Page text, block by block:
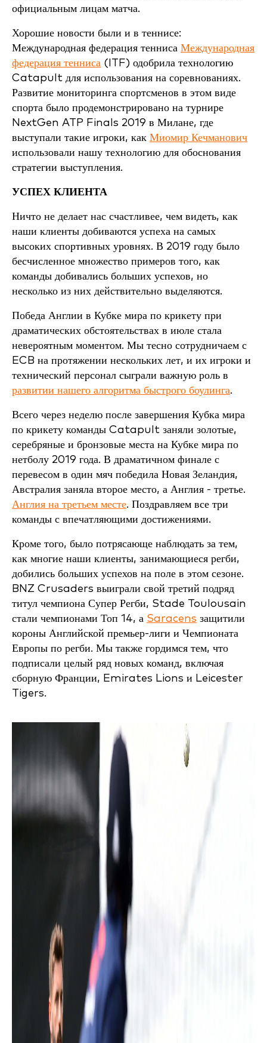
официальным лицам матча.
Хорошие новости были и в теннисе:
Международная федерация тенниса Международная
федерация тенниса (ITF) одобрила технологию
Catapult для использования на соревнованиях.
Развитие мониторинга спортсменов в этом виде
спорта было продемонстрировано на турнире
NextGen ATP Finals 2019 в Милане, где
выступали такие игроки, как Миомир Кечманович
использовали нашу технологию для обоснования
стратегии выступления.
УСПЕХ КЛИЕНТА
Ничто не делает нас счастливее, чем видеть, как
наши клиенты добиваются успеха на самых
высоких спортивных уровнях. В 2019 году было
бесчисленное множество примеров того, как
команды добивались больших успехов, но
несколько из них действительно выделяются.
Победа Англии в Кубке мира по крикету при
драматических обстоятельствах в июле стала
невероятным моментом. Мы тесно сотрудничаем с
ECB на протяжении нескольких лет, и их игроки и
технический персонал сыграли важную роль в
развитии нашего алгоритма быстрого боулинга.
Всего через неделю после завершения Кубка мира
по крикету команды Catapult заняли золотые,
серебряные и бронзовые места на Кубке мира по
нетболу 2019 года. В драматичном финале с
перевесом в один мяч победила Новая Зеландия,
Австралия заняла второе место, а Англия - третье.
Англия на третьем месте. Поздравляем все три
команды с впечатляющими достижениями.
Кроме того, было потрясающе наблюдать за тем,
как многие наши клиенты, занимающиеся регби,
добились больших успехов на поле в этом сезоне.
BNZ Crusaders выиграли свой третий подряд
титул чемпиона Супер Регби, Stade Toulousain
стали чемпионами Топ 14, а Saracens защитили
короны Английской премьер-лиги и Чемпионата
Европы по регби. Мы также гордимся тем, что
подписали целый ряд новых команд, включая
сборную Франции, Emirates Lions и Leicester
Tigers.